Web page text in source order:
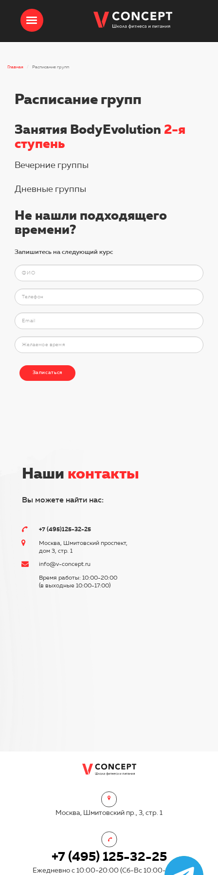
Главная Расписание групп
Расписание групп
Занятия BodyEvolution 2-я
ступень
Вечерние группы
Дневные группы
Не нашли подходящего
времени?
Запишитесь на следующий курс
Записаться
Наши контакты
Вы можете найти нас:
+7 (495)125-32-25
Москва, Шмитовский проспект,
дом 3, стр. 1
info@v-concept.ru
Время работы: 10:00-20:00
(в выходные 10:00-17:00)
Москва, Шмитовский пр., 3, стр. 1
+7 (495) 125-32-25
Ежедневно с 10:00-20:00 (Сб-Вс 10:00-17:00)